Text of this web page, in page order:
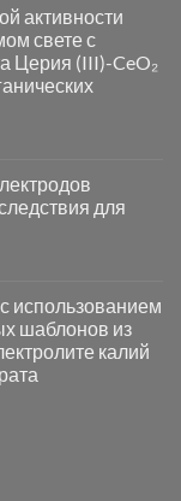
активности
свете с
Церия (III)-CeO₂
для
использованием
шаблонов из
калий